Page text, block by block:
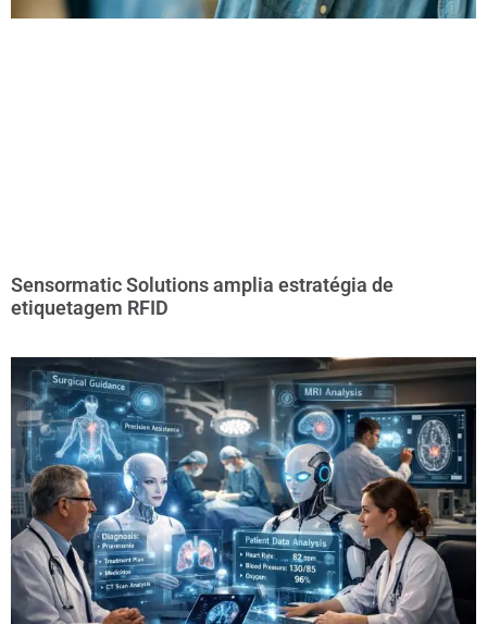
Sensormatic Solutions amplia estratégia de
etiquetagem RFID